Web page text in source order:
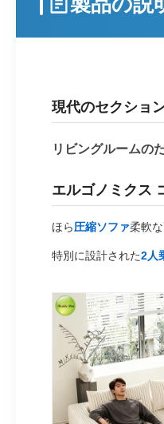
現代のセクショ
リビングルームの
エルゴノミクス
ほら圧縮ソファ柔軟
特別に設計された2人